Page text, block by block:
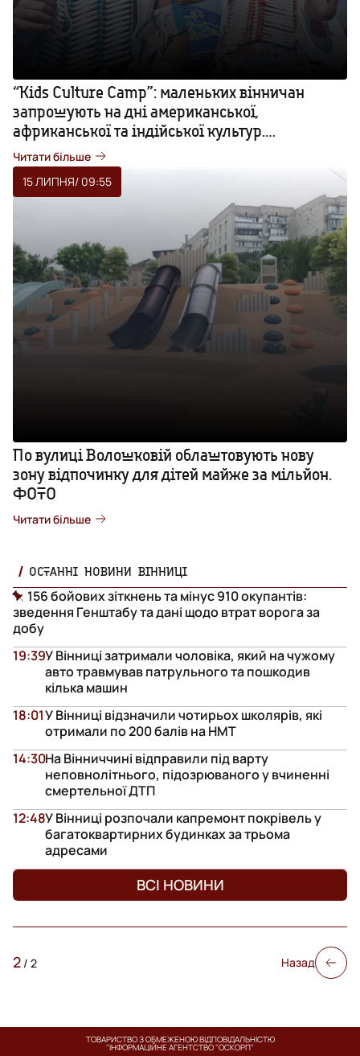
“Kids Culture Camp”: маленьких вінничан
запрошують на дні американської,
африканської та індійської культур.
ПРОГРАМА
Читати більше
15 ЛИПНЯ/ 09:55
По вулиці Волошковій облаштовують нову
зону відпочинку для дітей майже за мільйон.
ФОТО
Читати більше
ОСТАННІ НОВИНИ ВІННИЦІ
156 бойових зіткнень та мінус 910 окупантів:
зведення Генштабу та дані щодо втрат ворога за
добу
У Вінниці затримали чоловіка, який на чужому
авто травмував патрульного та пошкодив
кілька машин
19:39
У Вінниці відзначили чотирьох школярів, які
отримали по 200 балів на НМТ
18:01
На Вінниччині відправили під варту
неповнолітнього, підозрюваного у вчиненні
смертельної ДТП
14:30
У Вінниці розпочали капремонт покрівель у
багатоквартирних будинках за трьома
адресами
12:48
ВСІ НОВИНИ
2 / 2 Назад
ТОВАРИСТВО З ОБМЕЖЕНОЮ ВІДПОВІДАЛЬНІСТЮ
"ІНФОРМАЦІЙНЕ АГЕНТСТВО "ОСКОРП"